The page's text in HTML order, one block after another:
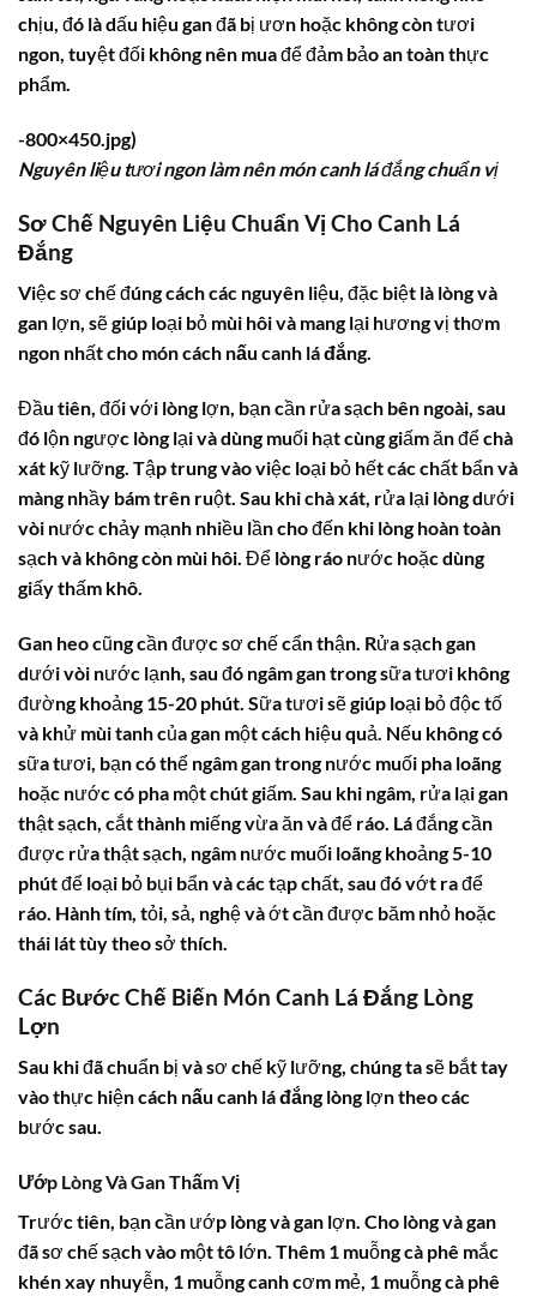
chịu, đó là dấu hiệu gan đã bị ươn hoặc không còn tươi
ngon, tuyệt đối không nên mua để đảm bảo an toàn thực
phẩm.
-800×450.jpg)
Nguyên liệu tươi ngon làm nên món canh lá đắng chuẩn vị
Sơ Chế Nguyên Liệu Chuẩn Vị Cho Canh Lá
Đắng
Việc sơ chế đúng cách các nguyên liệu, đặc biệt là lòng và
gan lợn, sẽ giúp loại bỏ mùi hôi và mang lại hương vị thơm
ngon nhất cho móncách nấu canh lá đắng.
Đầu tiên, đối với lòng lợn, bạn cần rửa sạch bên ngoài, sau
đó lộn ngược lòng lại và dùng muối hạt cùng giấm ăn để chà
xát kỹ lưỡng. Tập trung vào việc loại bỏ hết các chất bẩn và
màng nhầy bám trên ruột. Sau khi chà xát, rửa lại lòng dưới
vòi nước chảy mạnh nhiều lần cho đến khi lòng hoàn toàn
sạch và không còn mùi hôi. Để lòng ráo nước hoặc dùng
giấy thấm khô.
Gan heo cũng cần được sơ chế cẩn thận. Rửa sạch gan
dưới vòi nước lạnh, sau đó ngâm gan trong sữa tươi không
đường khoảng 15-20 phút. Sữa tươi sẽ giúp loại bỏ độc tố
và khử mùi tanh của gan một cách hiệu quả. Nếu không có
sữa tươi, bạn có thể ngâm gan trong nước muối pha loãng
hoặc nước có pha một chút giấm. Sau khi ngâm, rửa lại gan
thật sạch, cắt thành miếng vừa ăn và để ráo. Lá đắng cần
được rửa thật sạch, ngâm nước muối loãng khoảng 5-10
phút để loại bỏ bụi bẩn và các tạp chất, sau đó vớt ra để
ráo. Hành tím, tỏi, sả, nghệ và ớt cần được băm nhỏ hoặc
thái lát tùy theo sở thích.
Các Bước Chế Biến Món Canh Lá Đắng Lòng
Lợn
Sau khi đã chuẩn bị và sơ chế kỹ lưỡng, chúng ta sẽ bắt tay
vào thực hiệncách nấu canh lá đắnglòng lợn theo các
bước sau.
Ướp Lòng Và Gan Thấm Vị
Trước tiên, bạn cần ướp lòng và gan lợn. Cho lòng và gan
đã sơ chế sạch vào một tô lớn. Thêm 1 muỗng cà phê mắc
khén xay nhuyễn, 1 muỗng canh cơm mẻ, 1 muỗng cà phê